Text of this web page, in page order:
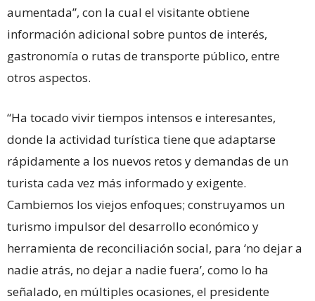
aumentada”, con la cual el visitante obtiene
información adicional sobre puntos de interés,
gastronomía o rutas de transporte público, entre
otros aspectos.
“Ha tocado vivir tiempos intensos e interesantes,
donde la actividad turística tiene que adaptarse
rápidamente a los nuevos retos y demandas de un
turista cada vez más informado y exigente.
Cambiemos los viejos enfoques; construyamos un
turismo impulsor del desarrollo económico y
herramienta de reconciliación social, para ‘no dejar a
nadie atrás, no dejar a nadie fuera’, como lo ha
señalado, en múltiples ocasiones, el presidente